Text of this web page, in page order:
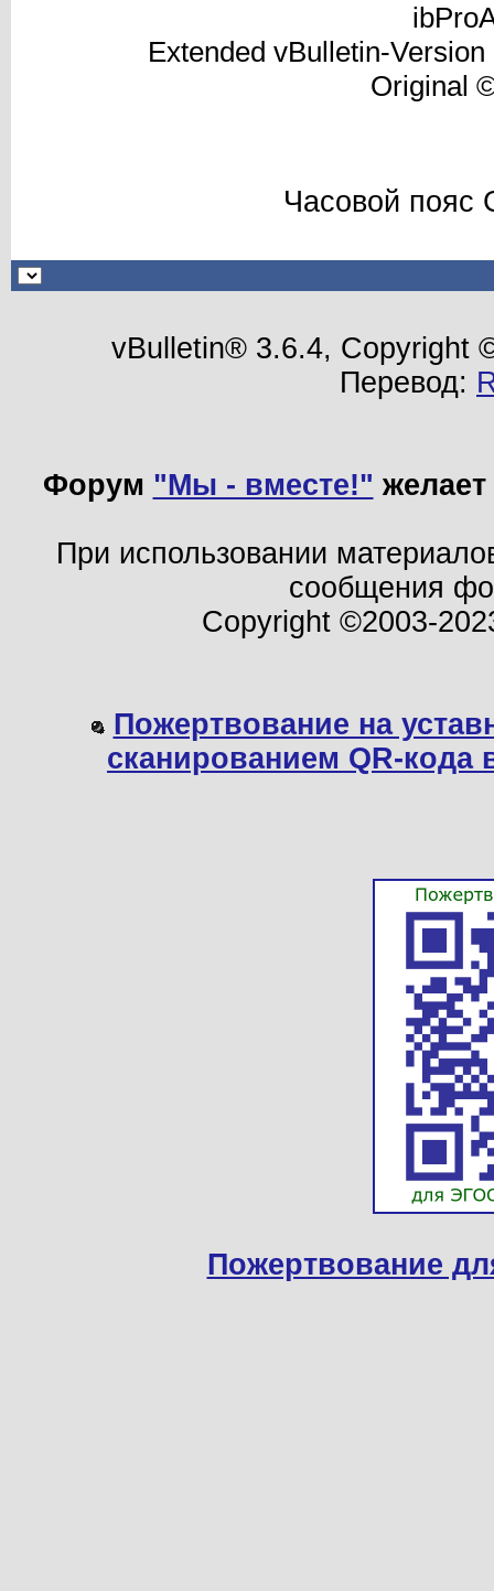
Extended vBulletin-
Original
Часовой пояс
vBulletin® 3.6.4, Copyright
Перевод:
Форум "Мы - вместе!"
При использовании
сообщения
Copyright ©2003-
Пожертвование на
сканированием QR-
Пожертвование